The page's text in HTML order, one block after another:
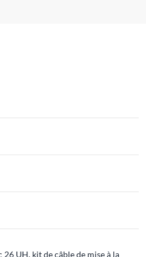
UH, kit de câble de mise à la